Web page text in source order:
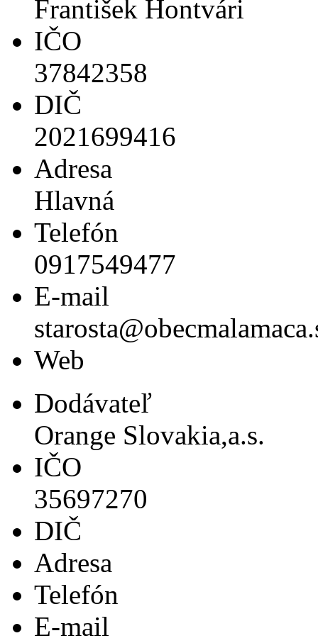
František Hontvári
IČO
37842358
DIČ
2021699416
Adresa
Hlavná
Telefón
0917549477
E-mail
Web
Dodávateľ
Orange Slovakia,a.s.
IČO
35697270
DIČ
Adresa
Telefón
E-mail